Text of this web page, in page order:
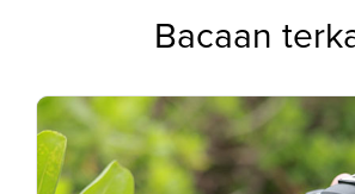
Bacaan